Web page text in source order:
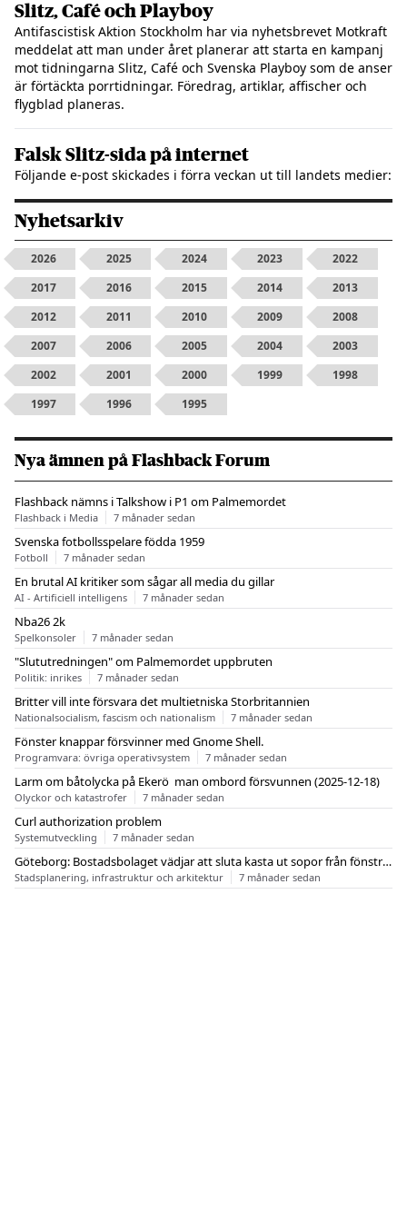
Slitz, Café och Playboy
Antifascistisk Aktion Stockholm har via nyhetsbrevet Motkraft
meddelat att man under året planerar att starta en kampanj
mot tidningarna Slitz, Café och Svenska Playboy som de anser
är förtäckta porrtidningar. Föredrag, artiklar, affischer och
flygblad planeras.
Falsk Slitz-sida på internet
Följande e-post skickades i förra veckan ut till landets medier:
Nyhetsarkiv
2026 2025 2024 2023
2022
2017
2016 2015 2014
2013
2012
2011 2010 2009
2008
2007
2006 2005 2004
2003
2002
2001 2000 1999
1998
1997
1996 1995
Nya ämnen på Flashback Forum
Flashback nämns i Talkshow i P1 om Palmemordet
Flashback i Media 7 månader sedan
Svenska fotbollsspelare födda 1959
Fotboll 7 månader sedan
En brutal AI kritiker som sågar all media du gillar
AI - Artificiell intelligens 7 månader sedan
Nba26 2k
Spelkonsoler 7 månader sedan
"Slututredningen" om Palmemordet uppbruten
Politik: inrikes 7 månader sedan
Britter vill inte försvara det multietniska Storbritannien
Nationalsocialism, fascism och nationalism 7 månader sedan
Fönster knappar försvinner med Gnome Shell.
Programvara: övriga operativsystem 7 månader sedan
Larm om båtolycka på Ekerö  man ombord försvunnen (2025-12-18)
Olyckor och katastrofer 7 månader sedan
Curl authorization problem
Systemutveckling 7 månader sedan
Göteborg: Bostadsbolaget vädjar att sluta kasta ut sopor från fönstren
Stadsplanering, infrastruktur och arkitektur 7 månader sedan